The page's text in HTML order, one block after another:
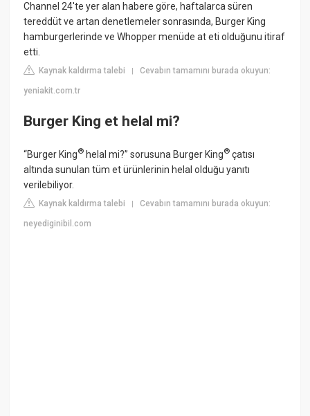
Channel 24'te yer alan habere göre, haftalarca süren
tereddüt ve artan denetlemeler sonrasında, Burger King
hamburgerlerinde ve Whopper menüde at eti olduğunu itiraf
etti.
Kaynak kaldırma talebi |Cevabın tamamını burada okuyun:
yeniakit.com.tr
Burger King et helal mi?
“Burger King® helal mi?” sorusuna Burger King® çatısı
altında sunulan tüm et ürünlerinin helal olduğu yanıtı
verilebiliyor.
Kaynak kaldırma talebi |Cevabın tamamını burada okuyun:
neyediginibil.com